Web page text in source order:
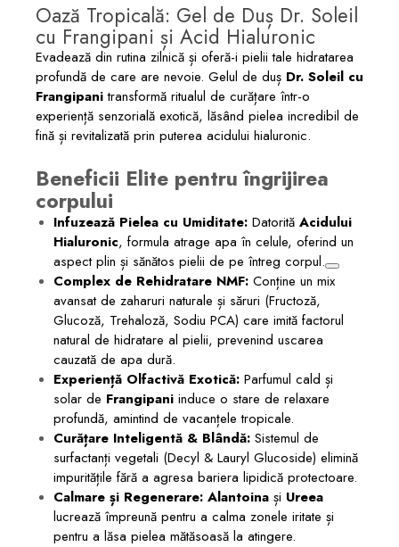
Oază Tropicală: Gel de Duș Dr. Soleil
cu Frangipani și Acid Hialuronic
Evadează din rutina zilnică și oferă-i pielii tale hidratarea
profundă de care are nevoie. Gelul de duș Dr. Soleil cu
Frangipanitransformă ritualul de curățare într-o
experiență senzorială exotică, lăsând pielea incredibil de
fină și revitalizată prin puterea acidului hialuronic.
Beneficii Elite pentru îngrijirea
corpului
Infuzează Pielea cu Umiditate: Datorită Acidului
Hialuronic, formula atrage apa în celule, oferind un
aspect plin și sănătos pielii de pe întreg corpul.
Complex de Rehidratare NMF: Conține un mix
avansat de zaharuri naturale și săruri (Fructoză,
Glucoză, Trehaloză, Sodiu PCA) care imită factorul
natural de hidratare al pielii, prevenind uscarea
cauzată de apa dură.
Experiență Olfactivă Exotică: Parfumul cald și
solar de Frangipani induce o stare de relaxare
profundă, amintind de vacanțele tropicale.
Curățare Inteligentă & Blândă: Sistemul de
surfactanți vegetali (Decyl & Lauryl Glucoside) elimină
impuritățile fără a agresa bariera lipidică protectoare.
Calmare și Regenerare: Alantoina și Ureea
lucrează împreună pentru a calma zonele iritate și
pentru a lăsa pielea mătăsoasă la atingere.